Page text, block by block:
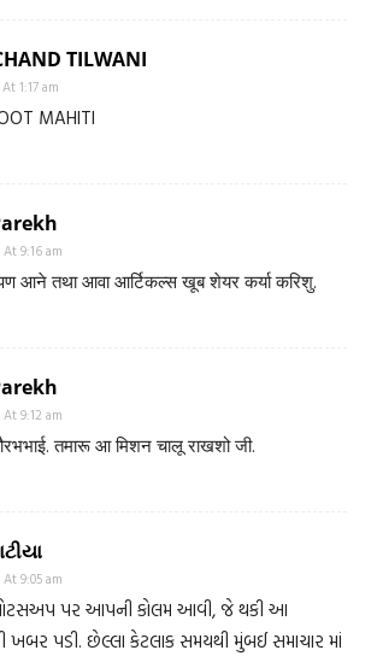
TILWANI
1:17 am
MAHITI
9:16 am
आने तथा आवा आर्टिकल्स खूब शेयर कर्या करिशु.
9:12 am
तमारू आ मिशन चालू राखशो जी.
9:05 am
પર આપની કોલમ આવી, જે થકી આ
ખબર પડી. છેલ્લા કેટલાક સમયથી મુંબઈ સમાચાર માં